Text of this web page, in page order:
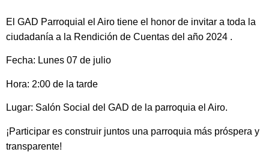
El GAD Parroquial el Airo tiene el honor de invitar a toda la
ciudadanía a la Rendición de Cuentas del año 2024 .
Fecha: Lunes 07 de julio
Hora: 2:00 de la tarde
Lugar: Salón Social del GAD de la parroquia el Airo.
¡Participar es construir juntos una parroquia más próspera y
transparente!